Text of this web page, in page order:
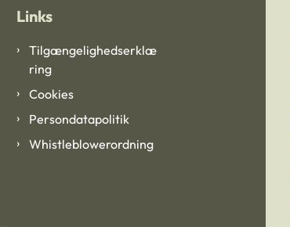
Links
Tilgængelighedserklæ
ring
Cookies
Persondatapolitik
Whistleblowerordning